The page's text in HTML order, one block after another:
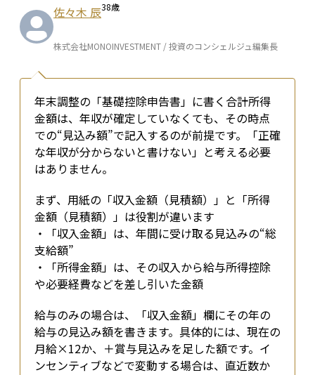
佐々木 辰38歳
株式会社MONOINVESTMENT / 投資のコンシェルジュ編集長
年末調整の「基礎控除申告書」に書く合計所得
金額は、年収が確定していなくても、その時点
での“見込み額”で記入するのが前提です。「正確
な年収が分からないと書けない」と考える必要
はありません。
まず、用紙の「収入金額（見積額）」と「所得
金額（見積額）」は役割が違います
・「収入金額」は、年間に受け取る見込みの“総
支給額”
・「所得金額」は、その収入から給与所得控除
や必要経費などを差し引いた金額
給与のみの場合は、「収入金額」欄にその年の
給与の見込み額を書きます。具体的には、現在の
月給×12か、＋賞与見込みを足した額です。イ
ンセンティブなどで変動する場合は、直近数か